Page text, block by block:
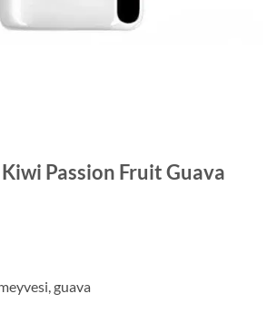
Passion Fruit Guava
guava